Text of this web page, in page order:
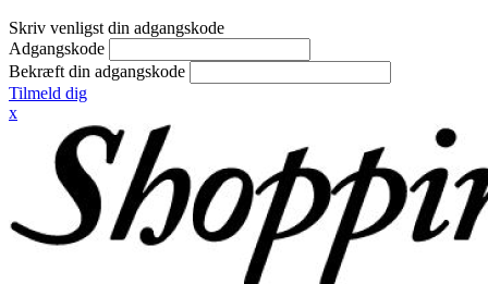
Skriv venligst din adgangskode
Adgangskode
Bekræft din adgangskode
Tilmeld dig
x